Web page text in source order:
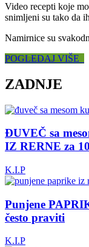
Video recepti koje
snimljeni su tako da
Namirnice su
POGLEDAJ VIŠE
ZADNJE
ĐUVEČ sa
IZ RERNE za 10
K.I.P
Punjene
često praviti
K.I.P